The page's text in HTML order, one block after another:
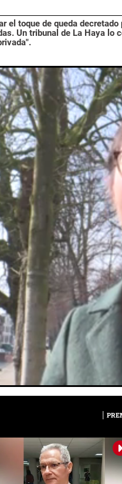
el toque de queda
Un tribunal de La Haya lo